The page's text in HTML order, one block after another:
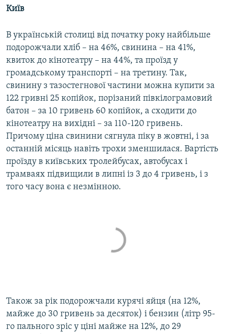
Київ
В українській столиці від початку року найбільше
подорожчали хліб – на 46%, свинина – на 41%,
квиток до кінотеатру – на 44%, та проїзд у
громадському транспорті – на третину. Так,
свинину з тазостегнової частини можна купити за
122 гривні 25 копійок, порізаний півкілограмовий
батон – за 10 гривень 60 копійок, а сходити до
кінотеатру на вихідні – за 110-120 гривень.
Причому ціна свинини сягнула піку в жовтні, і за
останній місяць навіть трохи зменшилася. Вартість
проїзду в київських тролейбусах, автобусах і
трамваях підвищили в липні із 3 до 4 гривень, і з
того часу вона є незмінною.
Також за рік подорожчали курячі яйця (на 12%,
майже до 30 гривень за десяток) і бензин (літр 95-
го пального зріс у ціні майже на 12%, до 29